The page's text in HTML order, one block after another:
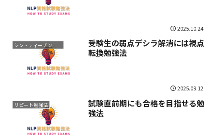
2025.10.24
シン・ティーチング勉強法
受験生の弱点デシラ解消には視点
転換勉強法
2025.09.12
リピート勉強法
試験直前期にも合格を目指せる勉
強法